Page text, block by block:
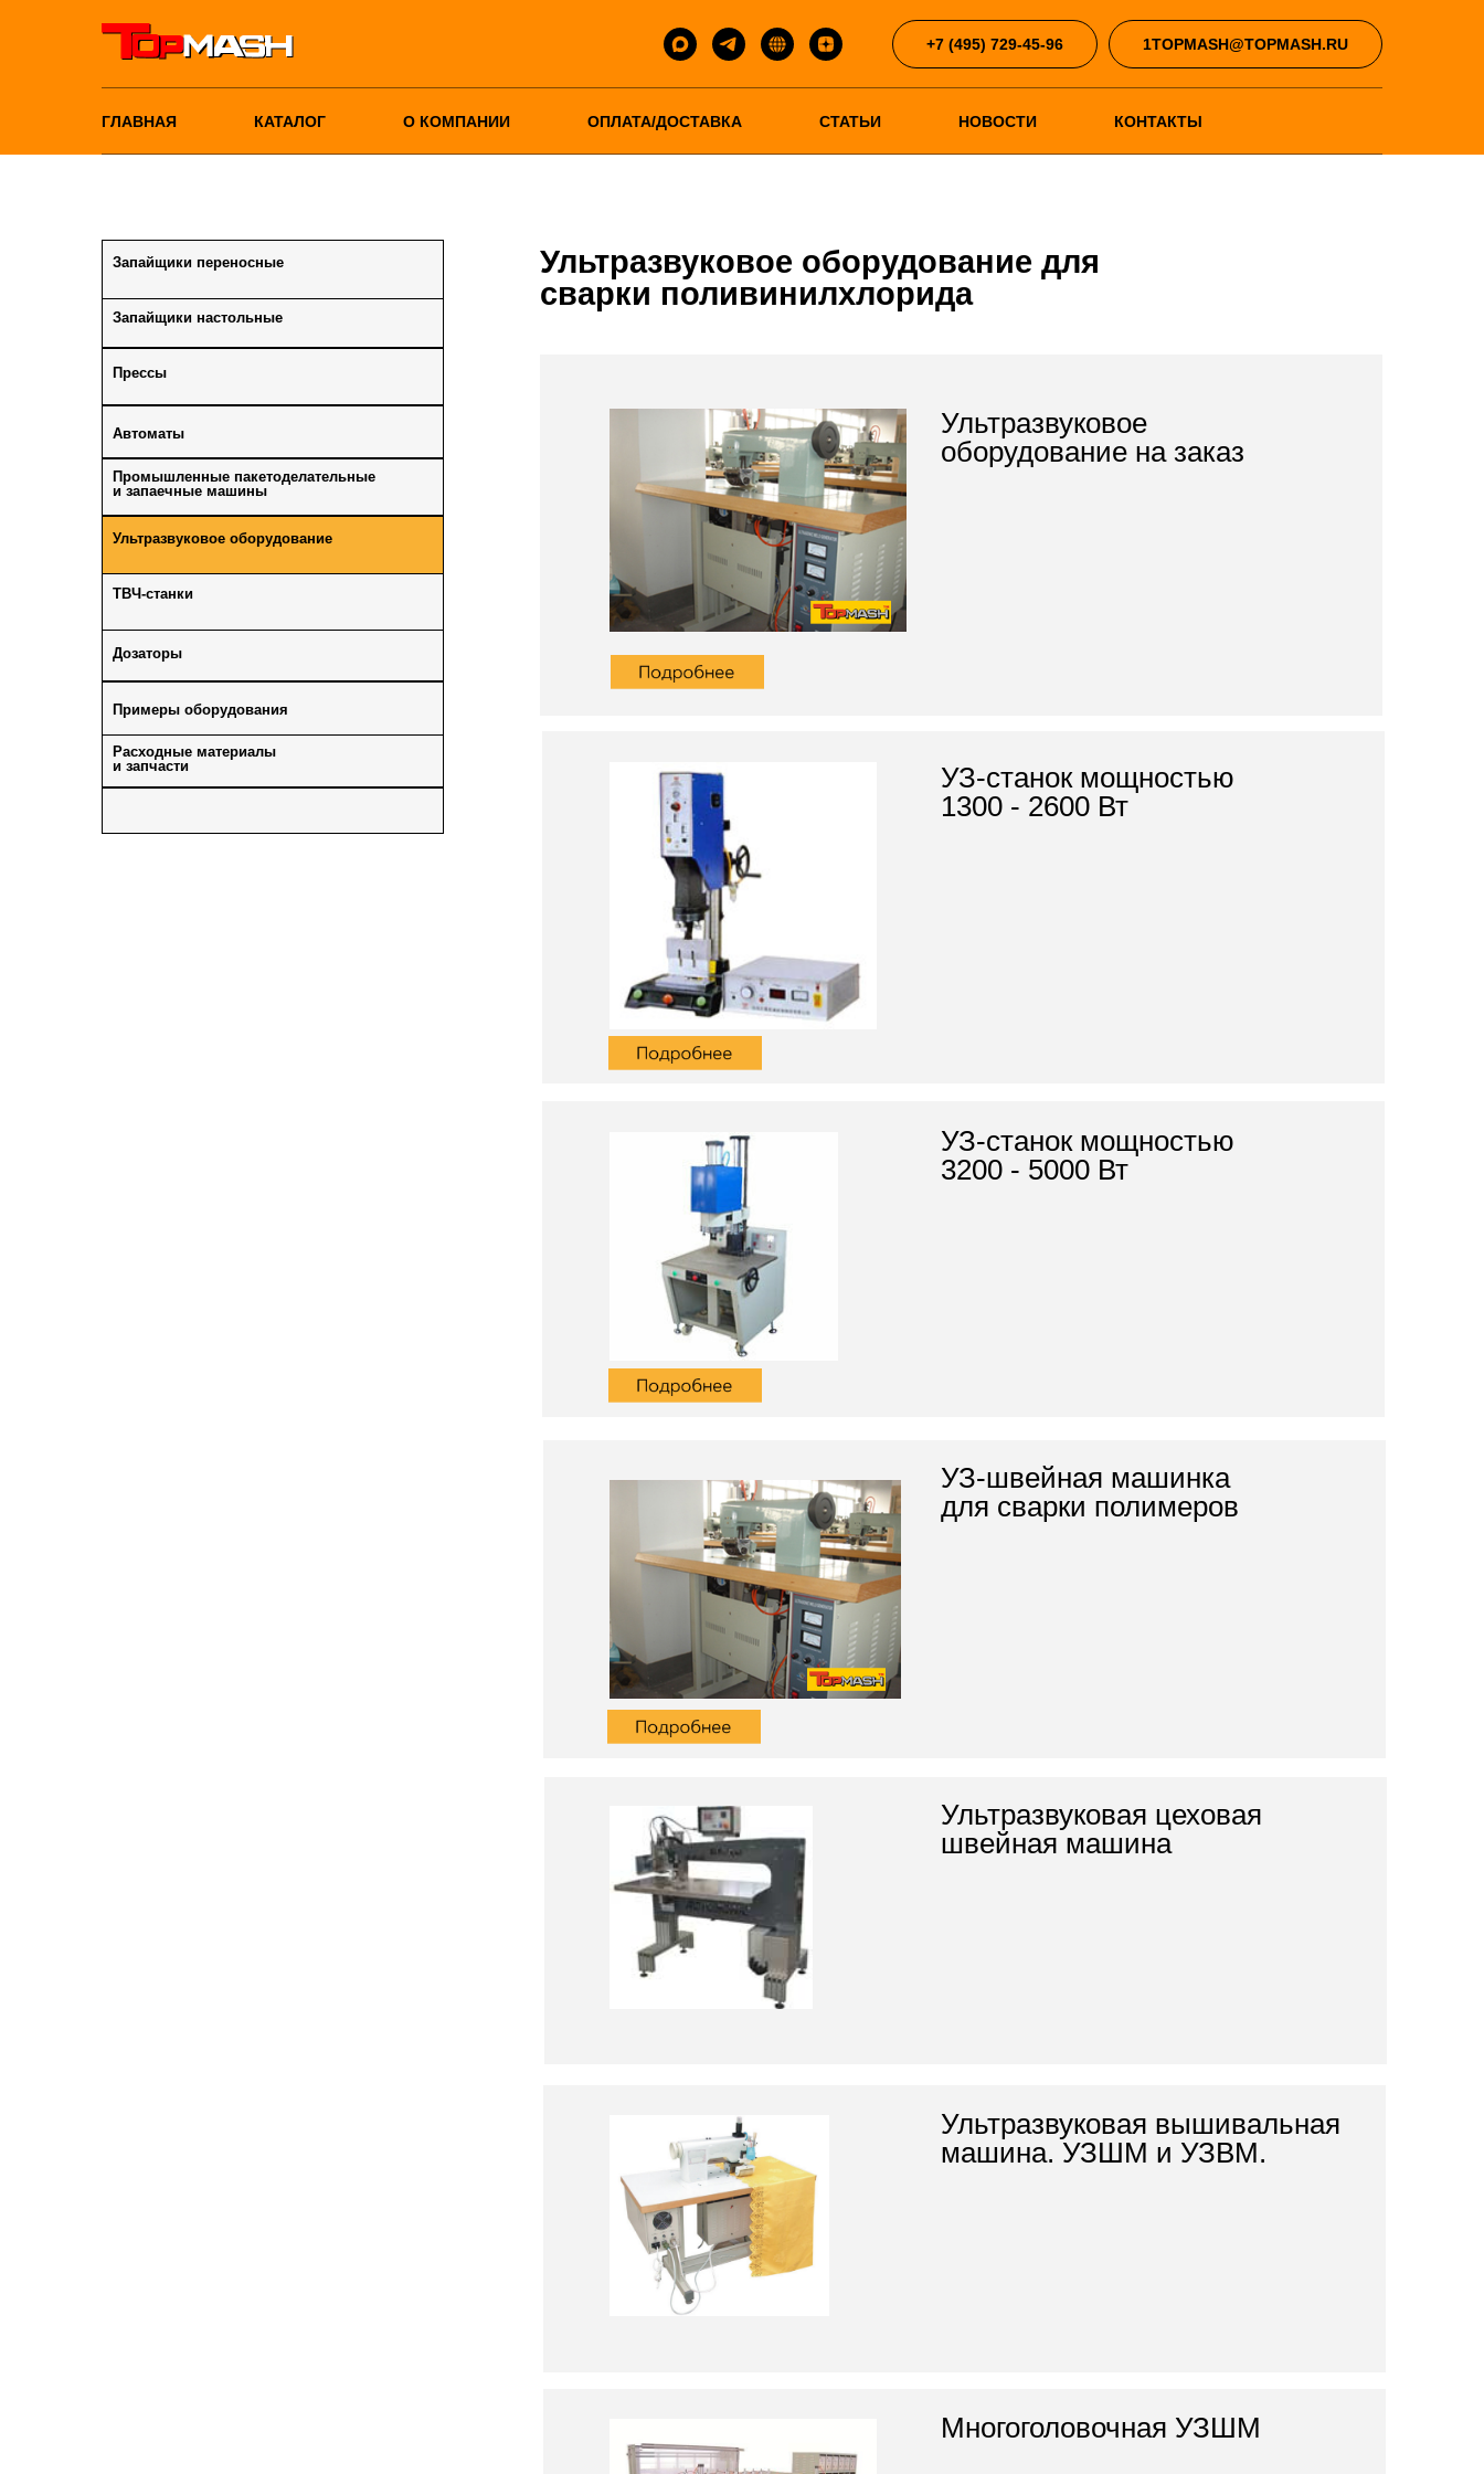
+7 (495) 729-45-96 1TOPMASH@TOPMASH.RU
ГЛАВНАЯ КАТАЛОГ О КОМПАНИИ ОПЛАТА/ДОСТАВКА СТАТЬИ НОВОСТИ КОНТАКТЫ
Ультразвуковое оборудование для
сварки поливинилхлорида
УЗ-станок мощностью
1300 - 2600 Вт
УЗ-станок мощностью
3200 - 5000 Вт
УЗ-швейная машинка
для сварки полимеров
Ультразвуковая цеховая
швейная машина
Ультразвуковая вышивальная
машина. УЗШМ и УЗВМ.
Многоголовочная УЗШМ
Запайщики переносные
Запайщики настольные
Автоматы
Ультразвуковое оборудование
ТВЧ-станки
Дозаторы
Примеры оборудования
Расходные материалы
и запчасти
Прессы
Промышленные пакетоделательные
и запаечные машины
Ультразвуковое
оборудование на заказ